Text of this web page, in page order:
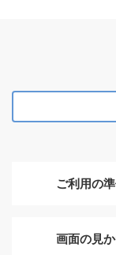
ご利用の
画面の見